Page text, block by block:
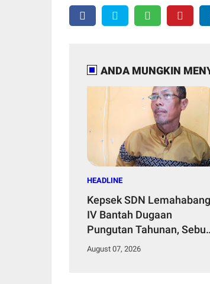
ANDA MUNGKIN
HEADLINE
Kepsek SDN Lemahabang
IV Bantah Dugaan
Pungutan Tahunan, Sebut
Dana Perbaikan Jalan
August 07, 2026